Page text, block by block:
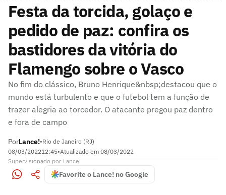
Festa da torcida, golaço e
pedido de paz: confira os
bastidores da vitória do
Flamengo sobre o Vasco
No fim do clássico, Bruno Henrique&nbsp;destacou que o
mundo está turbulento e que o futebol tem a função de
trazer alegria ao torcedor. O atacante pregou paz dentro
e fora de campo
PorLance!•Rio de Janeiro (RJ)
08/03/202212:45•Atualizado em 08/03/2022
Supervisionado por Lance!
Favorite o Lance! no Google